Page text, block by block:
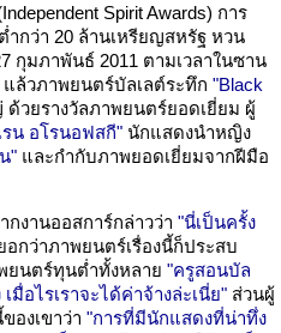
Spirit Awards) การ
กว่า 20 ล้านเหรียญสหรัฐ หวน
กุมภาพันธ์ 2011 ตามเวลาในซาน
ล้วภาพยนตร์บัลเลต์ระทึก "Black
วยรางวัลภาพยนตร์ยอดเยี่ยม ผู้
รน อโรนอฟสกี" นักแสดงนำหญิง
" และกำกับภาพยอดเยี่ยมจากฝีมือ
กงานออสการ์กล่าวว่า "นี่เป็นครั้ง
กว่าภาพยนตร์เรื่องนี้ก็ประสบ
ยนตร์ทุนต่ำทั้งหลาย "ครูสอนบัล
มื่อไรเราจะได้ค่าจ้างล่ะเนี่ย" ส่วนผู้
องเขาว่า "การที่มีนักแสดงที่น่าทึ่ง